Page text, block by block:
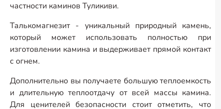
частности каминов Туликиви.
Талькомагнезит - уникальный природный камень,
который может использовать полностью при
изготовлении камина и выдерживает прямой контакт
с огнем.
Дополнительно вы получаете большую теплоемкость
и длительную теплоотдачу от всей массы камина.
Для ценителей безопасности стоит отметить, что